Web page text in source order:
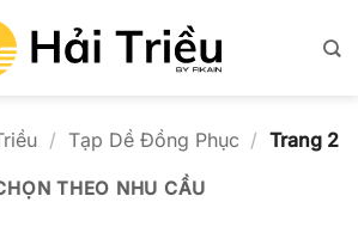
/ Tạp Dề Đồng Phục / Trang 2
THEO NHU CẦU